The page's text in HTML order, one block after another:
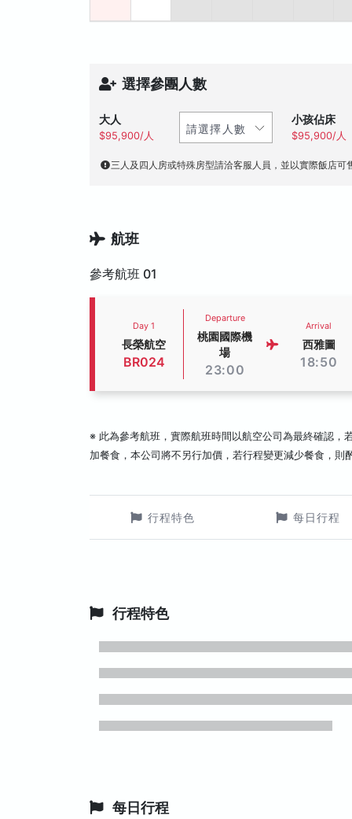
選擇參團人數
大人
$95,900/人
小孩佔床
$95,900/人
三人及四人房或特殊房型請洽客服人員，並以實際飯店可
航班
參考航班 01
Day 1
長榮航空
BR024
Departure
桃園國際機
場
23:00
Arrival
西雅圖
18:50
※ 此為參考航班，實際航班時間以航空公司為最終確認，
加餐食，本公司將不另行加價，若行程變更減少餐食，則
行程特色 每日行程
行程特色
每日行程